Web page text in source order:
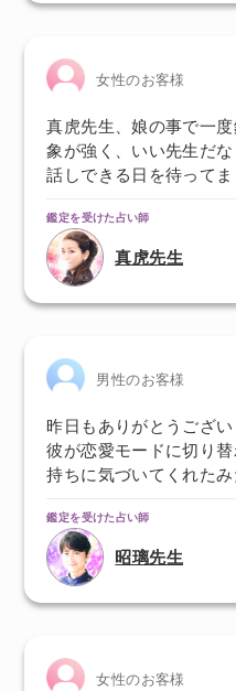
女性のお客様
真虎先生、娘の事で一
象が強く、いい先生だ
話しできる日を待って
鑑定を受けた占い師
真虎先生
男性のお客様
昨日もありがとうござ
彼が恋愛モードに切り
持ちに気づいてくれた
鑑定を受けた占い師
昭璃先生
女性のお客様